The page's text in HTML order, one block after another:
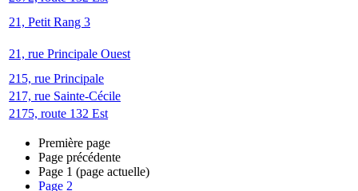
21, Petit Rang 3
21, rue Principale Ouest
215, rue Principale
217, rue Sainte-Cécile
2175, route 132 Est
Première page
Page précédente
Page 1 (page actuelle)
Page 2